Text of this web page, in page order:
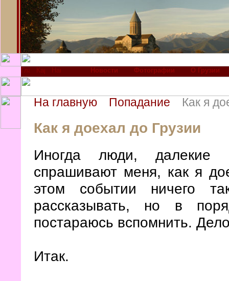
Новости Фотографии О Грузии
На главную Попадание Как я
Как я доехал до Грузии
Иногда люди, далекие
спрашивают меня, как я
этом событии ничего
рассказывать, но в
постараюсь вспомнить.
Итак.